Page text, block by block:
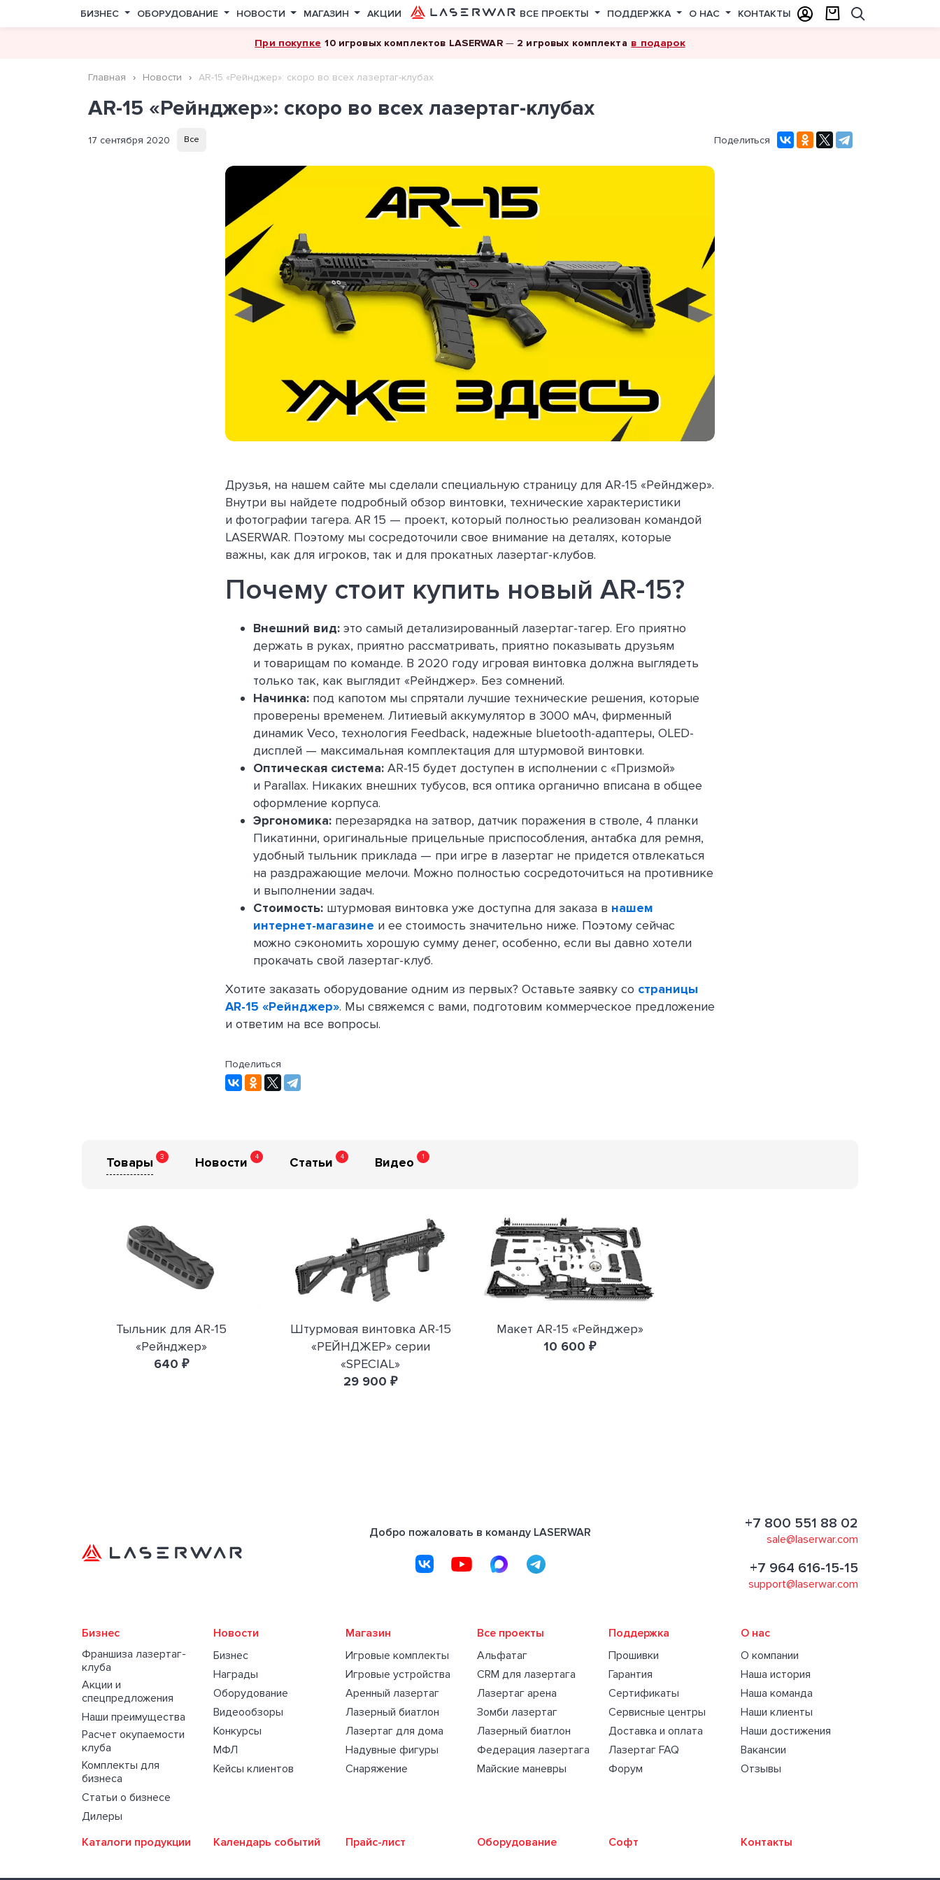
БИЗНЕС ОБОРУДОВАНИЕ НОВОСТИ МАГАЗИН АКЦИИ ВСЕ ПРОЕКТЫ ПОДДЕРЖКА О НАС КОНТАКТЫ
При покупке 10 игровых комплектов LASERWAR— 2 игровых комплекта в подарок
Главная Новости AR-15 «Рейнджер»: скоро во всех лазертаг-клубах
AR-15 «Рейнджер»: скоро во всех лазертаг-клубах
17 сентября 2020 Все Поделиться
Друзья, на нашем сайте мы сделали специальную страницу для AR-15 «Рейнджер».
Внутри вы найдете подробный обзор винтовки, технические характеристики
и фотографии тагера. AR 15 — проект, который полностью реализован командой
LASERWAR. Поэтому мы сосредоточили свое внимание на деталях, которые
важны, как для игроков, так и для прокатных лазертаг-клубов.
Почему стоит купить новый AR-15?
Внешний вид: это самый детализированный лазертаг-тагер. Его приятно
держать в руках, приятно рассматривать, приятно показывать друзьям
и товарищам по команде. В 2020 году игровая винтовка должна выглядеть
только так, как выглядит «Рейнджер». Без сомнений.
Начинка: под капотом мы спрятали лучшие технические решения, которые
проверены временем. Литиевый аккумулятор в 3000 мАч, фирменный
динамик Veco, технология Feedback, надежные bluetooth-адаптеры, OLED-
дисплей — максимальная комплектация для штурмовой винтовки.
Оптическая система: AR-15 будет доступен в исполнении с «Призмой»
и Parallax. Никаких внешних тубусов, вся оптика органично вписана в общее
оформление корпуса.
Эргономика: перезарядка на затвор, датчик поражения в стволе, 4 планки
Пикатинни, оригинальные прицельные приспособления, антабка для ремня,
удобный тыльник приклада — при игре в лазертаг не придется отвлекаться
на раздражающие мелочи. Можно полностью сосредоточиться на противнике
и выполнении задач.
Стоимость: штурмовая винтовка уже доступна для заказа в нашем
интернет-магазине и ее стоимость значительно ниже. Поэтому сейчас
можно сэкономить хорошую сумму денег, особенно, если вы давно хотели
прокачать свой лазертаг-клуб.
Хотите заказать оборудование одним из первых? Оставьте заявку со страницы
AR-15 «Рейнджер». Мы свяжемся с вами, подготовим коммерческое предложение
и ответим на все вопросы.
Поделиться
Товары 3 Новости 4 Статьи 4 Видео 1
Тыльник для AR-15
«Рейнджер»
640 ₽
Штурмовая винтовка AR-15
«РЕЙНДЖЕР» серии
«SPECIAL»
29 900 ₽
Макет AR-15 «Рейнджер»
10 600 ₽
Добро пожаловать в команду LASERWAR
+7 800 551 88 02
sale@laserwar.com
+7 964 616-15-15
support@laserwar.com
Бизнес
Франшиза лазертаг-
клуба
Акции и
спецпредложения
Наши преимущества
Расчет окупаемости
клуба
Комплекты для
бизнеса
Статьи о бизнесе
Дилеры
Каталоги продукции
Новости
Бизнес
Награды
Оборудование
Видеообзоры
Конкурсы
МФЛ
Кейсы клиентов
Календарь событий
Магазин
Игровые комплекты
Игровые устройства
Аренный лазертаг
Лазерный биатлон
Лазертаг для дома
Надувные фигуры
Снаряжение
Прайс-лист
Все проекты
Альфатаг
CRM для лазертага
Лазертаг арена
Зомби лазертаг
Лазерный биатлон
Федерация лазертага
Майские маневры
Оборудование
Поддержка
Прошивки
Гарантия
Сертификаты
Сервисные центры
Доставка и оплата
Лазертаг FAQ
Форум
Софт
О нас
О компании
Наша история
Наша команда
Наши клиенты
Наши достижения
Вакансии
Отзывы
Контакты